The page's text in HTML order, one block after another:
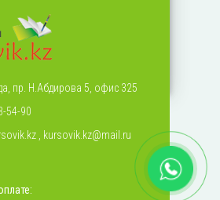
пр. Н.Абдирова 5, офис 325
54-90
kursovik.kz@mail.ru